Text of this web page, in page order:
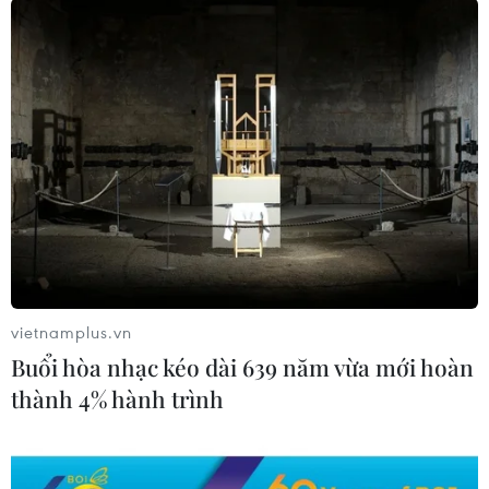
ninh chung và nghiên cứu các
phương án vận chuyển thương
mại khác nhau.
(TTXVN/Vietnam+)
vietnamplus.vn
Buổi hòa nhạc kéo dài 639 năm vừa mới hoàn
thành 4% hành trình